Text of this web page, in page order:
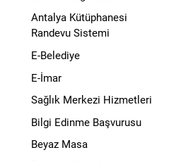
Antalya Kütüphanesi
Randevu Sistemi
E-Belediye
E-İmar
Sağlık Merkezi Hizmetleri
Bilgi Edinme Başvurusu
Beyaz Masa